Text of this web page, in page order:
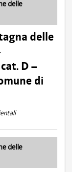
delle
delle
D –
di
delle